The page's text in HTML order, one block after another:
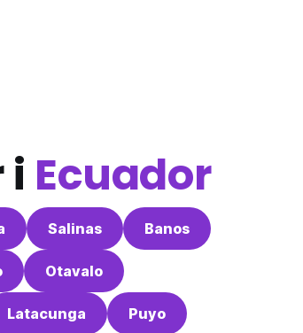
i Ecuador
Salinas Banos
Otavalo
Latacunga Puyo